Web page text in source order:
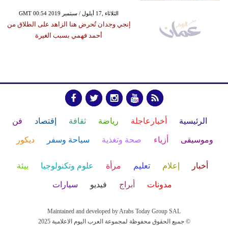
GMT 00:54 2019 الثلاثاء ,17 أيلول / سبتمبر
إنجي وجدان تُحرض هنا الزاهد على الطلاق من
أحمد فهمي بسبب الغيرة
الرئيسية أخبارعاجلة رياضة ثقافة إقتصاد فن
وموسيقى أزياء صحة وتغذية سياحة وسفر ديكور
أخبار إعلام تعليم مرأة علوم وتكنولوجيا بيئة
مدونات أبراج فيديو سيارات
Maintained and developed by Arabs Today Group SAL
جميع الحقوق محفوظة لمجموعة العرب اليوم الاعلامية 2025 ©